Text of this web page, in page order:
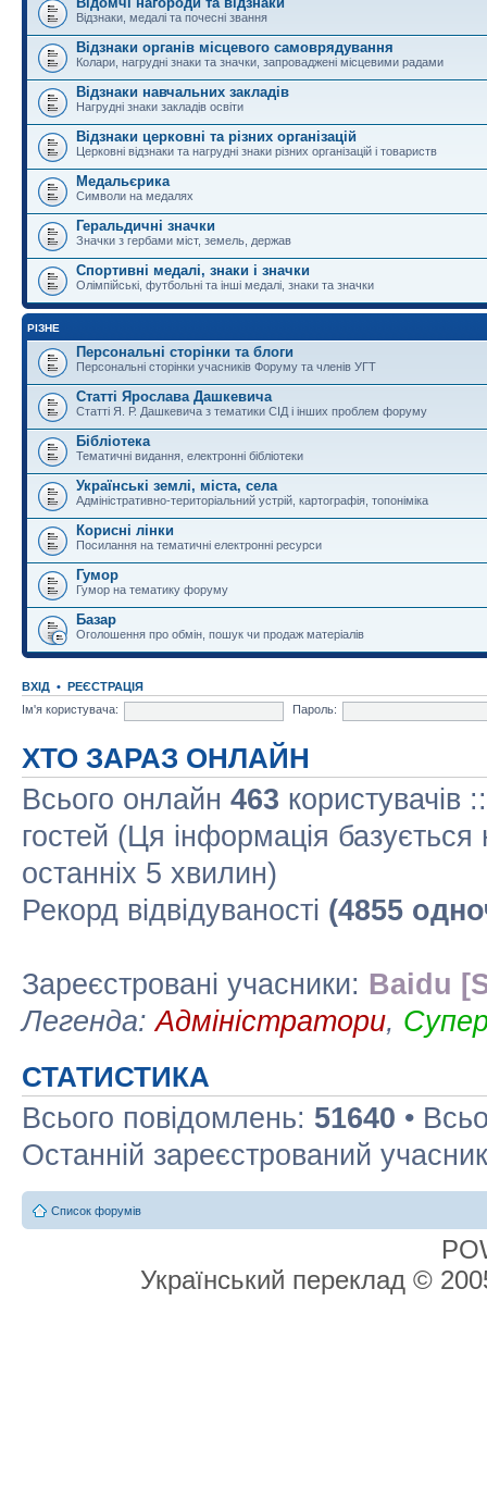
Відзнаки, медалі та почесні звання
Відзнаки органів місцевого самоврядування
Колари, нагрудні знаки та значки, запроваджені місцевими радами
Відзнаки навчальних закладів
Нагрудні знаки закладів освіти
Відзнаки церковні та різних організацій
Церковні відзнаки та нагрудні знаки різних організацій і товариств
Медальєрика
Символи на медалях
Геральдичні значки
Значки з гербами міст, земель, держав
Спортивні медалі, знаки і значки
Олімпійські, футбольні та інші медалі, знаки та значки
РІЗНЕ
Персональні сторінки та блоги
Персональні сторінки учасників Форуму та членів УГТ
Статті Ярослава Дашкевича
Статті Я. Р. Дашкевича з тематики СІД і інших проблем форуму
Бібліотека
Тематичні видання, електронні бібліотеки
Українські землі, міста, села
Адміністративно-територіальний устрій, картографія, топоніміка
Корисні лінки
Посилання на тематичні електронні ресурси
Гумор
Гумор на тематику форуму
Базар
Оголошення про обмін, пошук чи продаж матеріалів
ВХІД • РЕЄСТРАЦІЯ
Ім'я користувача:
Пароль:
ХТО ЗАРАЗ ОНЛАЙН
Всього онлайн 463 користувачів
гостей (Ця інформація базується
останніх 5 хвилин)
Рекорд відвідуваності (4855
Зареєстровані учасники: Baidu
Легенда:Адміністратори,
СТАТИСТИКА
Всього повідомлень: 51640 •
Останній зареєстрований
Список форумів
Український переклад ©